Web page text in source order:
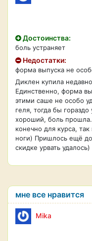
Достоинства:
боль устраняет
Недостатки:
форма выпуска не
Диклен купила
Единственно, форма
этими саше не особо
геля, тогда бы
хороший, боль
конечно для курса,
ноги) Пришлось ещё
скидке урвать удалось)
мне все нравится
Mika